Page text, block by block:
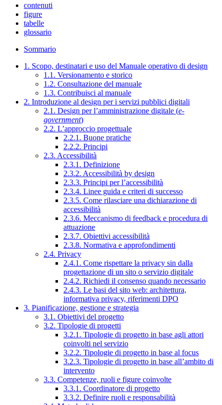
contenuti
figure
tabelle
glossario
Sommario
1. Scopo, destinatari e uso del Manuale operativo di design
1.1. Versionamento e storico
1.2. Consultazione del manuale
1.3. Contribuisci al manuale
2. Introduzione al design per i servizi pubblici digitali
2.1. Design per l’amministrazione digitale (e-
government)
2.2. L’approccio progettuale
2.2.1. Buone pratiche
2.2.2. Principi
2.3. Accessibilità
2.3.1. Definizione
2.3.2. Accessibilità by design
2.3.3. Principi per l’accessibilità
2.3.4. Linee guida e criteri di successo
2.3.5. Come rilasciare una dichiarazione di
accessibilità
2.3.6. Meccanismo di feedback e procedura di
attuazione
2.3.7. Obiettivi accessibilità
2.3.8. Normativa e approfondimenti
2.4. Privacy
2.4.1. Come rispettare la privacy sin dalla
progettazione di un sito o servizio digitale
2.4.2. Richiedi il consenso quando necessario
2.4.3. Le basi del sito web: architettura,
informativa privacy, riferimenti DPO
3. Pianificazione, gestione e strategia
3.1. Obiettivi del progetto
3.2. Tipologie di progetti
3.2.1. Tipologie di progetto in base agli attori
coinvolti nel servizio
3.2.2. Tipologie di progetto in base al focus
3.2.3. Tipologie di progetto in base all’ambito di
intervento
3.3. Competenze, ruoli e figure coinvolte
3.3.1. Coordinatore di progetto
3.3.2. Definire ruoli e responsabilità